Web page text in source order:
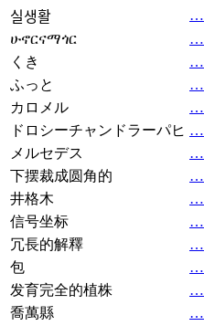
실생활
…
ሁኖርናማጎር
…
くき
…
ふっと
…
カロメル
…
ドロシーチャンドラーパヒ …
メルセデス
…
下摆裁成圆角的
…
井格木
…
信号坐标
…
冗長的解釋
…
包
…
发育完全的植株
…
喬萬縣
…